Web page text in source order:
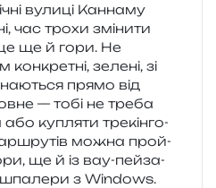
вули­ці Каннаму
час трохи змі­ни­ти
ще й гори. Не
кон­кре­тні, зеле­ні, зі
прямо від
— тобі не треба
купля­ти тре­кін­го­
можна прой­
ще й із вау-пей­за­
з Windows.